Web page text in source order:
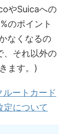
やSuicaへの
のポイント
なくなるの
、それ以外の
ます。)
ルートカード
定について